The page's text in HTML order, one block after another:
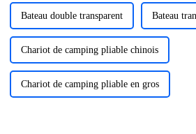
Bateau double transparent Bateau
Chariot de camping pliable chinois
Chariot de camping pliable en gros